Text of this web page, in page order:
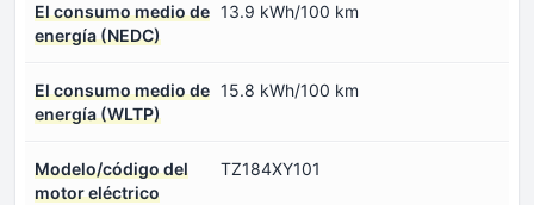
El consumo medio de
energía (NEDC)
13.9 kWh/100 km
El consumo medio de
energía (WLTP)
15.8 kWh/100 km
Modelo/código del
motor eléctrico
TZ184XY101